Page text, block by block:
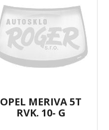
OPEL MERIVA 5T
RVK. 10- G